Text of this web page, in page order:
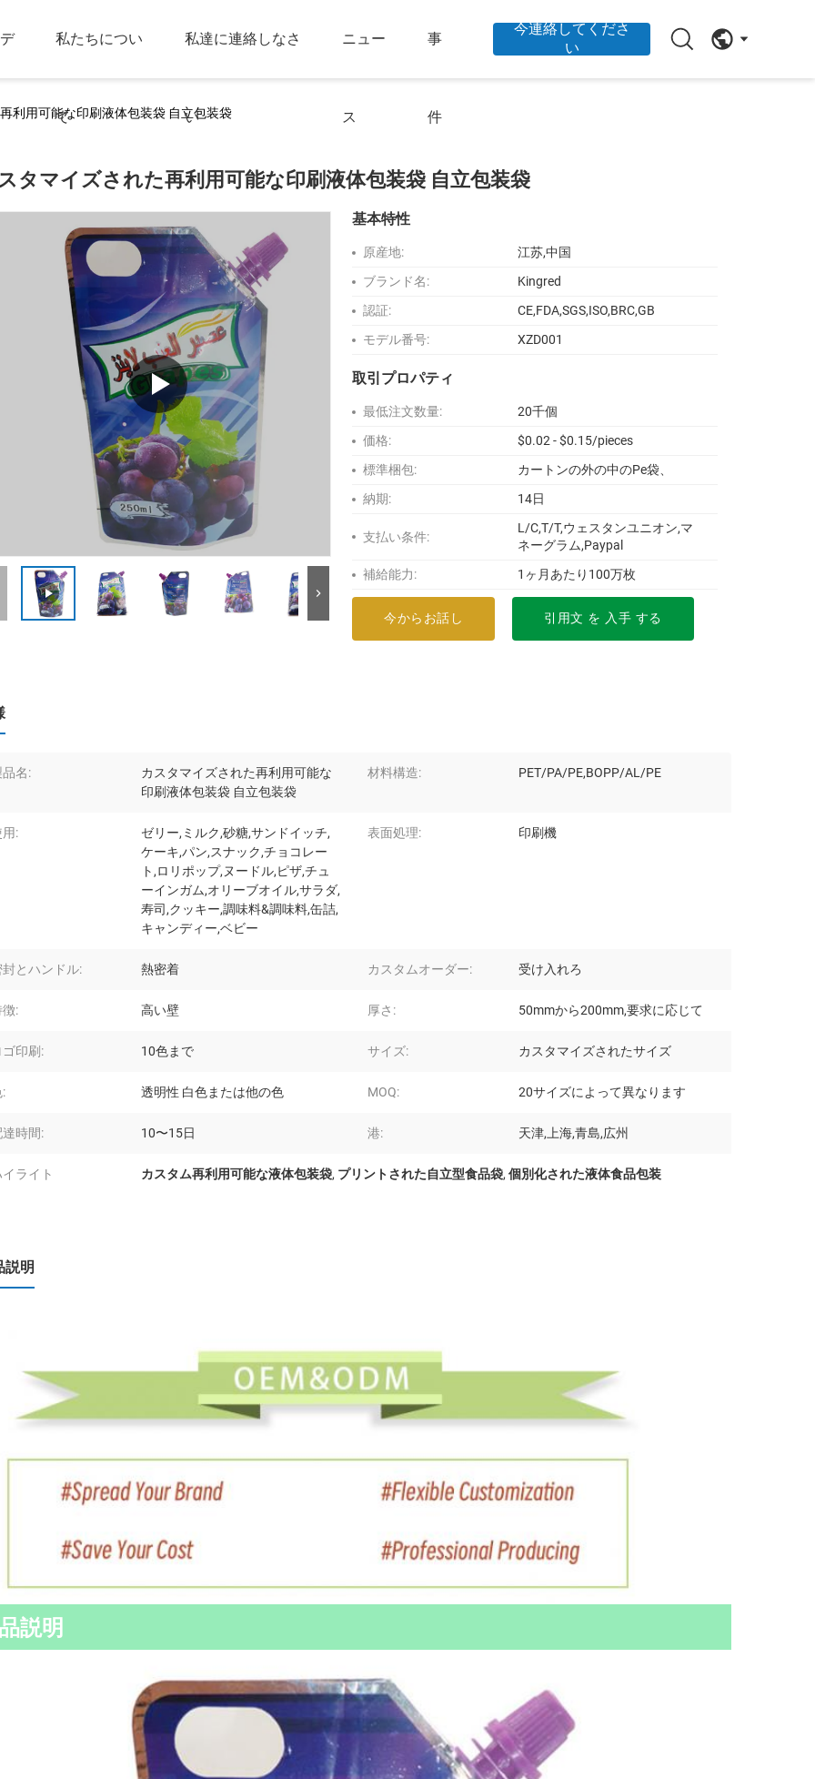
私たちについ
て
私達に連絡しなさ
い
ニュー
ス
事
件
今連絡してくださ
い
利用可能な印刷液体包装袋 自立包装袋
タマイズされた再利用可能な印刷液体包装袋 自立包装袋
基本特性
原産地:
江苏,中国
ブランド名:
Kingred
認証:
CE,FDA,SGS,ISO,BRC,GB
モデル番号:
XZD001
取引プロパティ
最低注文数量:
20千個
価格:
$0.02 - $0.15/pieces
標準梱包:
カートンの外の中のPe袋、
納期:
14日
支払い条件:
L/C,T/T,ウェスタンユニオン,マ
ネーグラム,Paypal
補給能力:
1ヶ月あたり100万枚
今からお話し 引用文 を 入手 する
品名:
カスタマイズされた再利用可能な
印刷液体包装袋 自立包装袋
材料構造: PET/PA/PE,BOPP/AL/PE
用:
ゼリー,ミルク,砂糖,サンドイッチ,
ケーキ,パン,スナック,チョコレー
ト,ロリポップ,ヌードル,ピザ,チュ
ーインガム,オリーブオイル,サラダ,
寿司,クッキー,調味料&調味料,缶詰,
キャンディー,ベビー
表面処理: 印刷機
封とハンドル: 熱密着 カスタムオーダー: 受け入れろ
徴: 高い壁 厚さ: 50mmから200mm,要求に応じて
ゴ印刷: 10色まで サイズ: カスタマイズされたサイズ
: 透明性 白色または他の色 MOQ: 20サイズによって異なります
達時間: 10〜15日 港: 天津,上海,青島,広州
ライト カスタム再利用可能な液体包装袋, プリントされた自立型食品袋, 個別化された液体食品包装
説明
説明